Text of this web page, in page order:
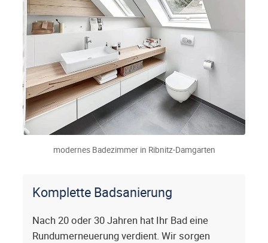
modernes Badezimmer in Ribnitz-Damgarten
Komplette Badsanierung
Nach 20 oder 30 Jahren hat Ihr Bad eine
Rundumerneuerung verdient. Wir sorgen